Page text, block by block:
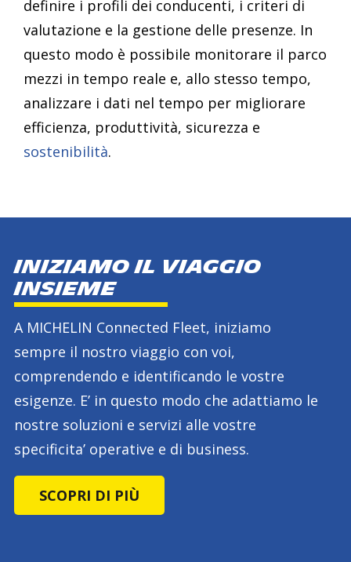
definire i profili dei conducenti, i criteri di
valutazione e la gestione delle presenze. In
questo modo è possibile monitorare il parco
mezzi in tempo reale e, allo stesso tempo,
analizzare i dati nel tempo per migliorare
efficienza, produttività, sicurezza e
sostenibilità.
INIZIAMO IL VIAGGIO
INSIEME
A MICHELIN Connected Fleet, iniziamo
sempre il nostro viaggio con voi,
comprendendo e identificando le vostre
esigenze. E’ in questo modo che adattiamo le
nostre soluzioni e servizi alle vostre
specificita’ operative e di business.
SCOPRI DI PIÙ